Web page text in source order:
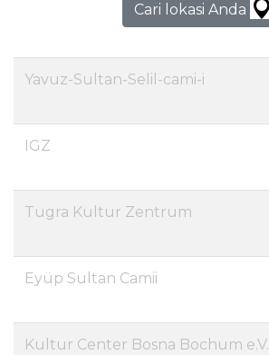
Cari lokasi Anda
Yavuz-Sultan-Selil-cami-i
IGZ
Tugra Kultur Zentrum
Eyüp Sultan Camii
Kultur Center Bosna Bochum e.V.